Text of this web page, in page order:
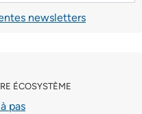
ÉCOSYSTÈME
pas
newsletters